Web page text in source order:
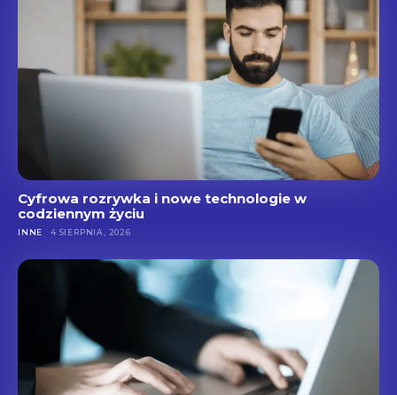
Cyfrowa rozrywka i nowe technologie w
codziennym życiu
INNE 4 SIERPNIA, 2026